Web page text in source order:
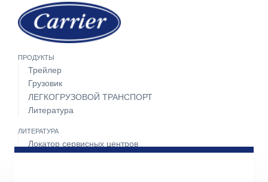
ПРОДУКТЫ
Трейлер
Грузовик
ЛЕГКОГРУЗОВОЙ ТРАНСПОРТ
Литература
ЛИТЕРАТУРА
Локатор сервисных центров